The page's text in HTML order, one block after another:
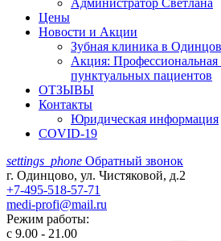
Администратор Светлана
Цены
Новости и Акции
Зубная клиника в
Акция: Профессиональная
пунктуальных пациентов
ОТЗЫВЫ
Контакты
Юридическая информация
COVID-19
settings_phone Обратный звонок
г. Одинцово, ул. Чистяковой, д.2
+7-495-518-57-71
medi-profi@mail.ru
Режим работы:
с 9.00 - 21.00